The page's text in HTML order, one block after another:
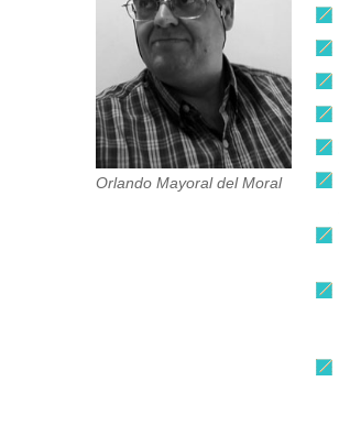
Orlando Mayoral del Moral